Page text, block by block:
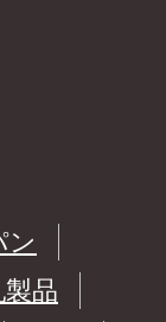
ン
品